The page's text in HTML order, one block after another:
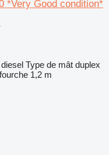
*Very Good condition*
diesel Type de mât duplex
1,2 m